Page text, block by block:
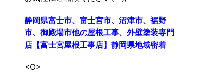
静岡県富士市、富士宮市、沼津市、裾野
市、御殿場市他の屋根工事、外壁塗装専門
店【富士宮屋根工事店】静岡県地域密着
<O>